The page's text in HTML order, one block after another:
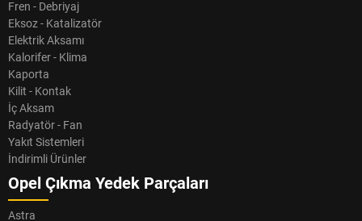
Fren - Debriyaj
Eksoz - Katalizatör
Elektrik Aksamı
Kalorifer - Klima
Kaporta
Kilit - Kontak
İç Aksam
Radyatör - Fan
Yakıt Sistemleri
İndirimli Ürünler
Opel Çıkma Yedek Parçaları
Astra